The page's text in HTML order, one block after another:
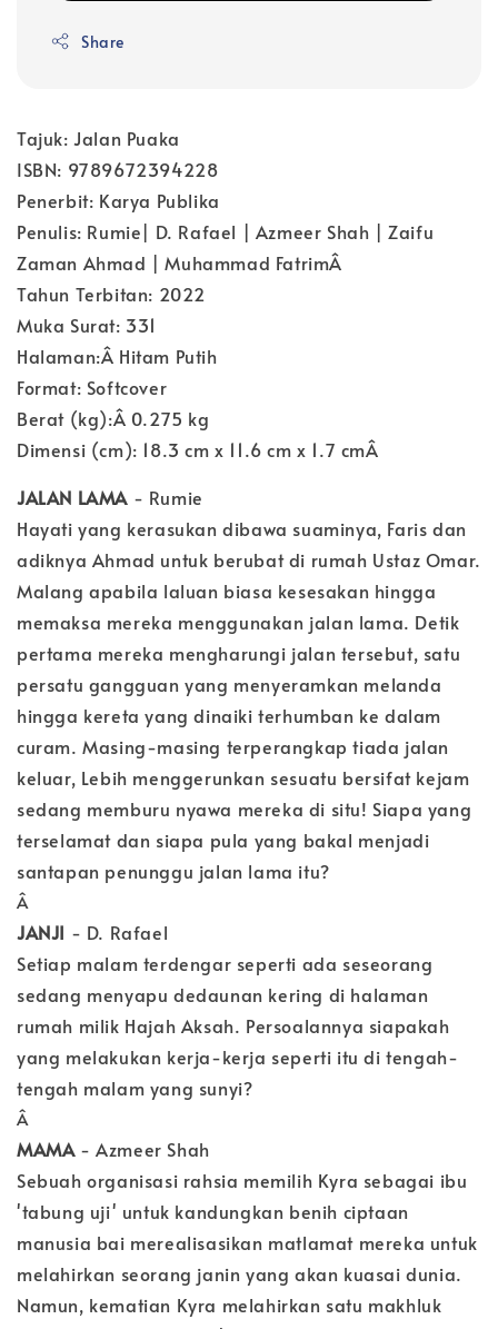
Share
Tajuk: Jalan Puaka
ISBN: 9789672394228
Penerbit: Karya Publika
Penulis: Rumie| D. Rafael | Azmeer Shah | Zaifu
Zaman Ahmad | Muhammad FatrimÂ
Tahun Terbitan: 2022
Muka Surat: 331
Halaman:Â Hitam Putih
Format: Softcover
Berat (kg):Â 0.275 kg
Dimensi (cm): 18.3 cm x 11.6 cm x 1.7 cmÂ
JALAN LAMA - Rumie
Hayati yang kerasukan dibawa suaminya, Faris dan
adiknya Ahmad untuk berubat di rumah Ustaz Omar.
Malang apabila laluan biasa kesesakan hingga
memaksa mereka menggunakan jalan lama. Detik
pertama mereka mengharungi jalan tersebut, satu
persatu gangguan yang menyeramkan melanda
hingga kereta yang dinaiki terhumban ke dalam
curam. Masing-masing terperangkap tiada jalan
keluar, Lebih menggerunkan sesuatu bersifat kejam
sedang memburu nyawa mereka di situ! Siapa yang
terselamat dan siapa pula yang bakal menjadi
santapan penunggu jalan lama itu?
Â
JANJI - D. Rafael
Setiap malam terdengar seperti ada seseorang
sedang menyapu dedaunan kering di halaman
rumah milik Hajah Aksah. Persoalannya siapakah
yang melakukan kerja-kerja seperti itu di tengah-
tengah malam yang sunyi?
Â
MAMA- Azmeer Shah
Sebuah organisasi rahsia memilih Kyra sebagai ibu
'tabung uji' untuk kandungkan benih ciptaan
manusia bai merealisasikan matlamat mereka untuk
melahirkan seorang janin yang akan kuasai dunia.
Namun, kematian Kyra melahirkan satu makhluk